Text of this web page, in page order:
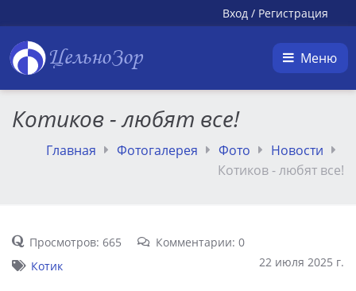
Вход / Регистрация
ЦельноЗор Меню
Котиков - любят все!
Главная Фотогалерея Фото
Новости
Котиков - любят все!
Просмотров: 665
Комментарии: 0
22 июля 2025 г.
Котик